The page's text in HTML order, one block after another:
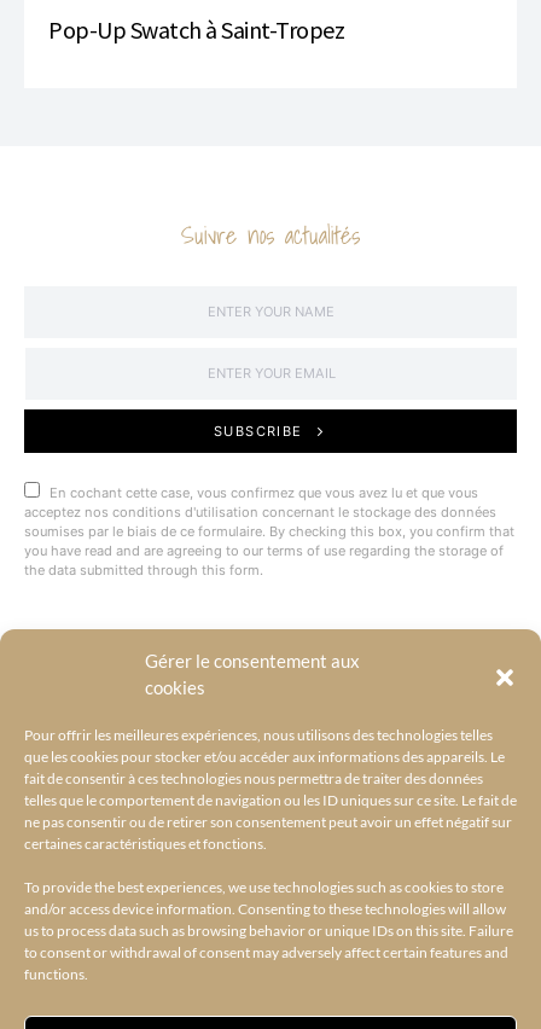
Gérer le consentement aux
cookies
Pour offrir les meilleures expériences, nous utilisons des technologies telles
que les cookies pour stocker et/ou accéder aux informations des appareils. Le
fait de consentir à ces technologies nous permettra de traiter des données
telles que le comportement de navigation ou les ID uniques sur ce site. Le fait de
ne pas consentir ou de retirer son consentement peut avoir un effet négatif sur
certaines caractéristiques et fonctions.
To provide the best experiences, we use technologies such as cookies to store
and/or access device information. Consenting to these technologies will allow
us to process data such as browsing behavior or unique IDs on this site. Failure
to consent or withdrawal of consent may adversely affect certain features and
functions.
Pop-Up Swatch à Saint-Tropez
Suivre nos actualités
SUBSCRIBE
En cochant cette case, vous confirmez que vous avez lu et que vous
acceptez nos conditions d'utilisation concernant le stockage des données
soumises par le biais de ce formulaire. By checking this box, you confirm that
you have read and are agreeing to our terms of use regarding the storage of
the data submitted through this form.
@BYRACKEL